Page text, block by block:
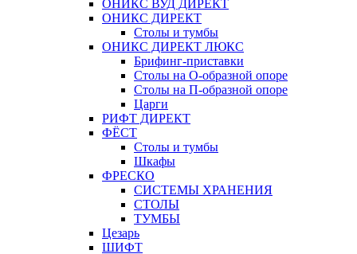
ОНИКС ВУД ДИРЕКТ
ОНИКС ДИРЕКТ
Столы и тумбы
ОНИКС ДИРЕКТ ЛЮКС
Брифинг-приставки
Столы на О-образной опоре
Столы на П-образной опоре
Царги
РИФТ ДИРЕКТ
ФЁСТ
Столы и тумбы
Шкафы
ФРЕСКО
СИСТЕМЫ ХРАНЕНИЯ
СТОЛЫ
ТУМБЫ
Цезарь
ШИФТ